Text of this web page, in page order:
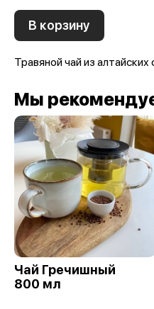
В корзину
Травяной чай из алтайских
Мы
Чай Гречишный
800 мл